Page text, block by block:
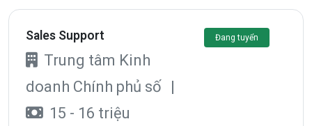
Sales Support
Trung tâm Kinh
doanh Chính phủ số
|
15 - 16 triệu
Đang tuyển